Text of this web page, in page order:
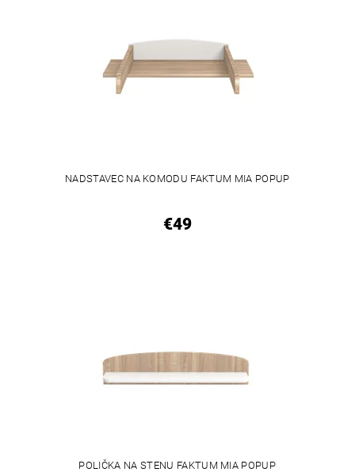
NADSTAVEC NA KOMODU FAKTUM MIA POPUP
€49
POLIČKA NA STENU FAKTUM MIA POPUP